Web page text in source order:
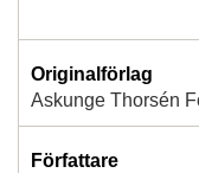
Originalförlag
Askunge Thorsén
Författare